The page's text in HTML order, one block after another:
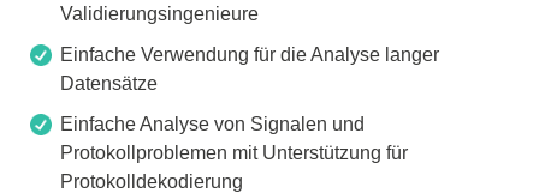
Validierungsingenieure
Einfache Verwendung für die Analyse langer
Datensätze
Einfache Analyse von Signalen und
Protokollproblemen mit Unterstützung für
Protokolldekodierung